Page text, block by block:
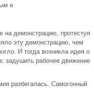
и
на демонстрацию, протестуя
эту демонстрацию, чем
И тогда возникла идея о
задушить рабочее движение
разбегалась. Самогонный